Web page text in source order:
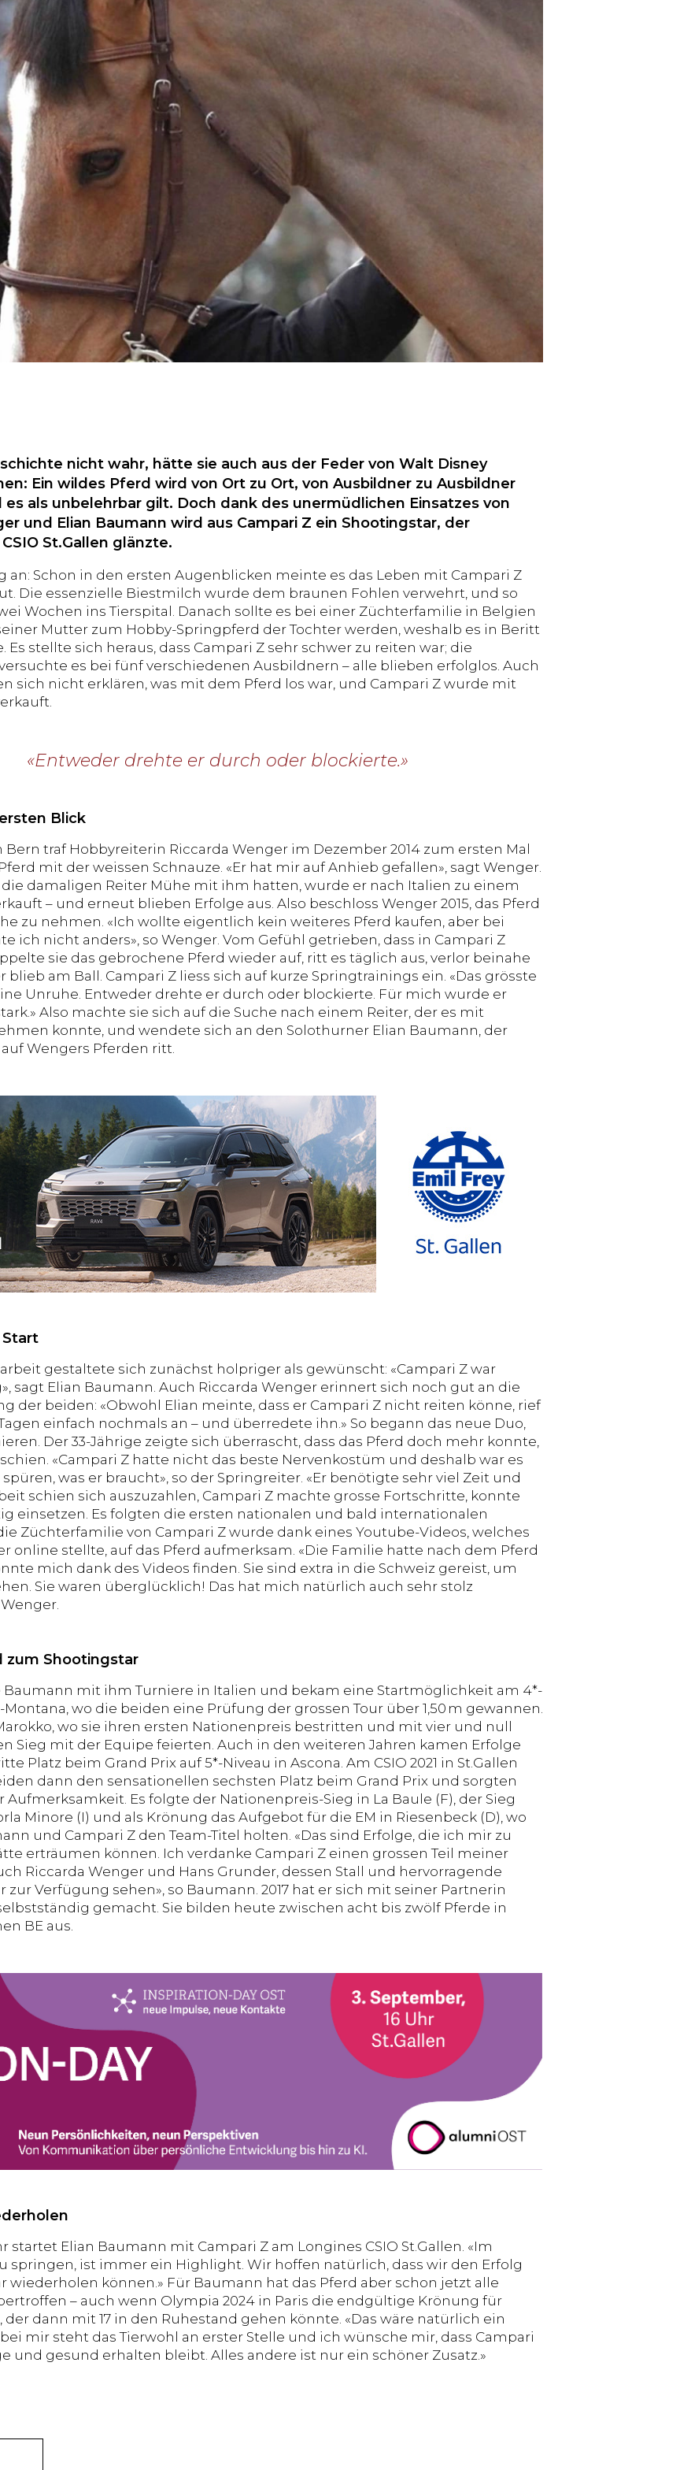
nicht wahr, hätte sie auch aus der Feder von Walt Disney
Ein wildes Pferd wird von Ort zu Ort, von Ausbildner zu Ausbildner
als unbelehrbar gilt. Doch dank des unermüdlichen Einsatzes von
und Elian Baumann wird aus Campari Z ein Shootingstar, der
St.Gallen glänzte.
an: Schon in den ersten Augenblicken meinte es das Leben mit Campari Z
Die essenzielle Biestmilch wurde dem braunen Fohlen verwehrt, und so
Wochen ins Tierspital. Danach sollte es bei einer Züchterfamilie in Belgien
Mutter zum Hobby-Springpferd der Tochter werden, weshalb es in Beritt
Es stellte sich heraus, dass Campari Z sehr schwer zu reiten war; die
es bei fünf verschiedenen Ausbildnern – alle blieben erfolglos. Auch
sich nicht erklären, was mit dem Pferd los war, und Campari Z wurde mit
«Entweder drehte er durch oder blockierte.»
Blick
Bern traf Hobbyreiterin Riccarda Wenger im Dezember 2014 zum ersten Mal
mit der weissen Schnauze. «Er hat mir auf Anhieb gefallen», sagt Wenger.
damaligen Reiter Mühe mit ihm hatten, wurde er nach Italien zu einem
– und erneut blieben Erfolge aus. Also beschloss Wenger 2015, das Pferd
zu nehmen. «Ich wollte eigentlich kein weiteres Pferd kaufen, aber bei
ich nicht anders», so Wenger. Vom Gefühl getrieben, dass in Campari Z
sie das gebrochene Pferd wieder auf, ritt es täglich aus, verlor beinahe
blieb am Ball. Campari Z liess sich auf kurze Springtrainings ein. «Das grösste
Unruhe. Entweder drehte er durch oder blockierte. Für mich wurde er
Also machte sie sich auf die Suche nach einem Reiter, der es mit
konnte, und wendete sich an den Solothurner Elian Baumann, der
Wengers Pferden ritt.
Start
gestaltete sich zunächst holpriger als gewünscht: «Campari Z war
sagt Elian Baumann. Auch Riccarda Wenger erinnert sich noch gut an die
der beiden: «Obwohl Elian meinte, dass er Campari Z nicht reiten könne, rief
einfach nochmals an – und überredete ihn.» So begann das neue Duo,
Der 33-Jährige zeigte sich überrascht, dass das Pferd doch mehr konnte,
«Campari Z hatte nicht das beste Nervenkostüm und deshalb war es
was er braucht», so der Springreiter. «Er benötigte sehr viel Zeit und
schien sich auszuzahlen, Campari Z machte grosse Fortschritte, konnte
einsetzen. Es folgten die ersten nationalen und bald internationalen
Züchterfamilie von Campari Z wurde dank eines Youtube-Videos, welches
online stellte, auf das Pferd aufmerksam. «Die Familie hatte nach dem Pferd
mich dank des Videos finden. Sie sind extra in die Schweiz gereist, um
Sie waren überglücklich! Das hat mich natürlich auch sehr stolz
zum Shootingstar
Baumann mit ihm Turniere in Italien und bekam eine Startmöglichkeit am 4*-
Montana, wo die beiden eine Prüfung der grossen Tour über 1,50 m gewannen.
wo sie ihren ersten Nationenpreis bestritten und mit vier und null
Sieg mit der Equipe feierten. Auch in den weiteren Jahren kamen Erfolge
Platz beim Grand Prix auf 5*-Niveau in Ascona. Am CSIO 2021 in St.Gallen
dann den sensationellen sechsten Platz beim Grand Prix und sorgten
Es folgte der Nationenpreis-Sieg in La Baule (F), der Sieg
Minore (I) und als Krönung das Aufgebot für die EM in Riesenbeck (D), wo
und Campari Z den Team-Titel holten. «Das sind Erfolge, die ich mir zu
erträumen können. Ich verdanke Campari Z einen grossen Teil meiner
Riccarda Wenger und Hans Grunder, dessen Stall und hervorragende
zur Verfügung sehen», so Baumann. 2017 hat er sich mit seiner Partnerin
gemacht. Sie bilden heute zwischen acht bis zwölf Pferde in
BE aus.
startet Elian Baumann mit Campari Z am Longines CSIO St.Gallen. «Im
springen, ist immer ein Highlight. Wir hoffen natürlich, dass wir den Erfolg
wiederholen können.» Für Baumann hat das Pferd aber schon jetzt alle
– auch wenn Olympia 2024 in Paris die endgültige Krönung für
der dann mit 17 in den Ruhestand gehen könnte. «Das wäre natürlich ein
mir steht das Tierwohl an erster Stelle und ich wünsche mir, dass Campari
und gesund erhalten bleibt. Alles andere ist nur ein schöner Zusatz.»